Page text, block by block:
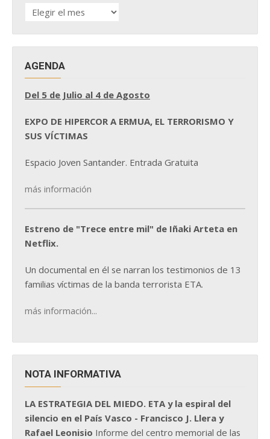
HISTÓRICO
DE
AGENDA
Del 5 de Julio al 4 de Agosto
EXPO DE HIPERCOR A ERMUA, EL TERRORISMO Y
SUS VÍCTIMAS
Espacio Joven Santander. Entrada Gratuita
más información
Estreno de "Trece entre mil" de Iñaki Arteta en
Netflix.
Un documental en él se narran los testimonios de 13
familias víctimas de la banda terrorista ETA.
más información...
NOTA INFORMATIVA
LA ESTRATEGIA DEL MIEDO. ETA y la espiral del
silencio en el País Vasco - Francisco J. Llera y
Rafael Leonisio Informe del centro memorial de las